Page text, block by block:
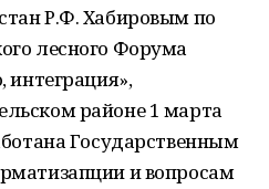
Р.Ф. Хабировым по
лесного Форума
интеграция»,
районе 1 марта
Государственным
и вопросам